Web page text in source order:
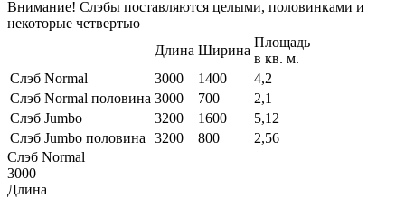
Внимание! Слэбы поставляются целыми, половинками и
некоторые четвертью
Длина Ширина
Площадь
в кв. м.
Слэб Normal
3000 1400
4,2
Слэб Normal половина 3000 700
2,1
Слэб Jumbo
3200 1600
5,12
Слэб Jumbo половина
3200 800
2,56
Слэб Normal
3000
Длина